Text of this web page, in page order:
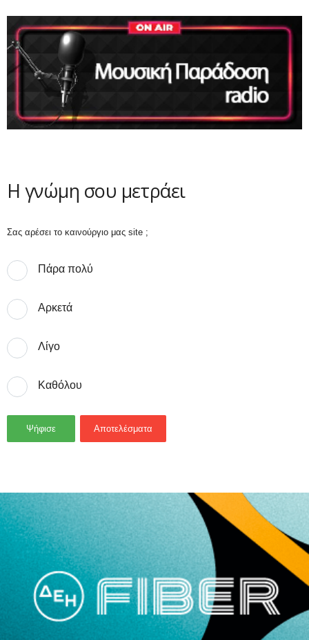
Η γνώμη σου μετράει
Σας αρέσει το καινούργιο μας site ;
Πάρα πολύ
Αρκετά
Λίγο
Καθόλου
Ψήφισε Αποτελέσματα
- Advertisement -